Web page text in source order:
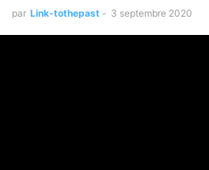
par Link-tothepast - 3 septembre 2020